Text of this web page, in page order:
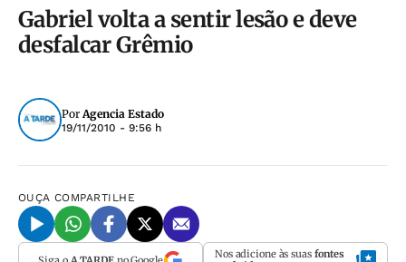
Gabriel volta a sentir lesão e deve
desfalcar Grêmio
PorAgencia Estado
19/11/2010 - 9:56 h
OUÇA COMPARTILHE
Nos adicione às suas fontes